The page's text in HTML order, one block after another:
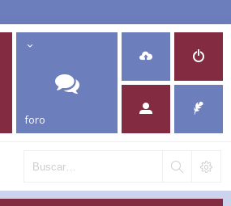
foro